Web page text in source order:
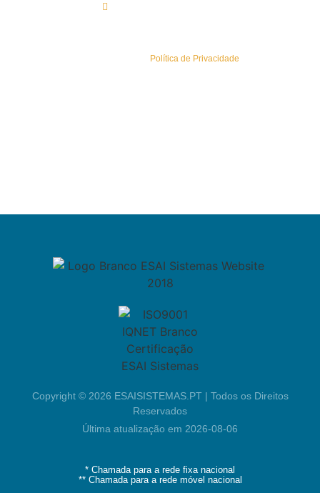
Política de Privacidade
Copyright © 2026 ESAISISTEMAS.PT | Todos os Direitos
Reservados
Última atualização em 2026-08-06
* Chamada para a rede fixa nacional
** Chamada para a rede móvel nacional